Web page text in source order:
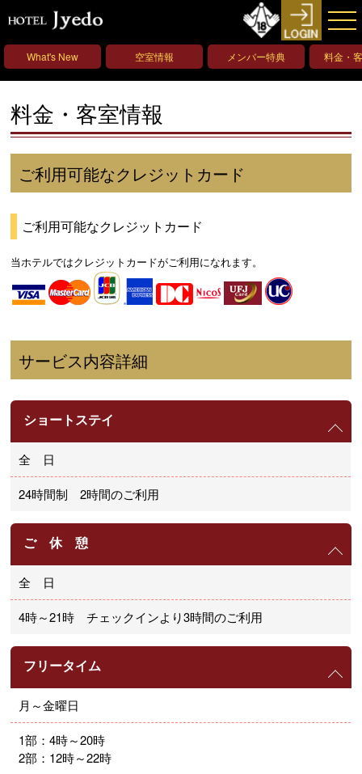
What's New 空室情報 メンバー特典 料金・
料金・客室情報
ご利用可能なクレジットカード
ご利用可能なクレジットカード
当ホテルではクレジットカードがご利用になれます。
サービス内容詳細
ショートステイ
全 日
24時間制 2時間のご利用
ご 休 憩
全 日
4時～21時 チェックインより3時間のご利用
フリータイム
月～金曜日
1部：4時～20時
2部：12時～22時